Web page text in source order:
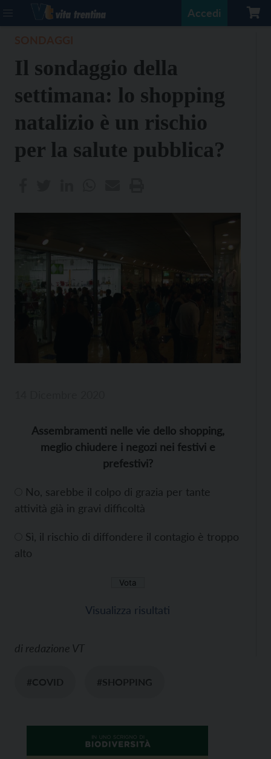
Accedi
Il sondaggio della
settimana: lo shopping
natalizio è un rischio
per la salute pubblica?
Assembramenti nelle vie dello shopping,
meglio chiudere i negozi nei festivi e
prefestivi?
No, sarebbe il colpo di grazia per tante
attività già in gravi difficoltà
Sì, il rischio di diffondere il contagio è troppo
alto
Visualizza risultati
di redazione VT
#COVID #SHOPPING